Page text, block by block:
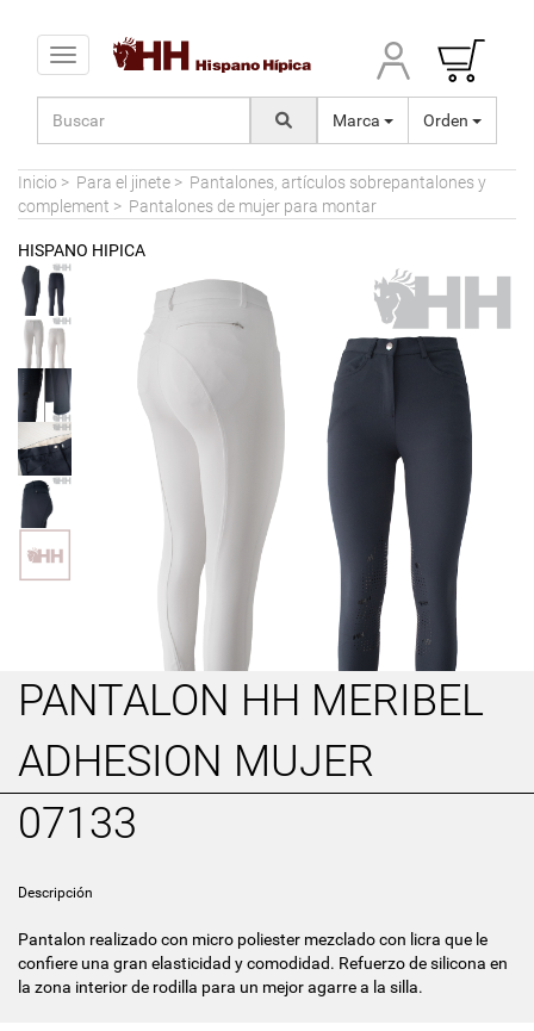
Toggle navigation
Marca Orden
Inicio > Para el jinete > Pantalones, artículos sobrepantalones y
complement > Pantalones de mujer para montar
HISPANO HIPICA
PANTALON HH MERIBEL
ADHESION MUJER
07133
Descripción
Pantalon realizado con micro poliester mezclado con licra que le
confiere una gran elasticidad y comodidad. Refuerzo de silicona en
la zona interior de rodilla para un mejor agarre a la silla.